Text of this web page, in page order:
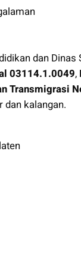
dan
03114.1.0049,
Transmigrasi
dan kalangan.